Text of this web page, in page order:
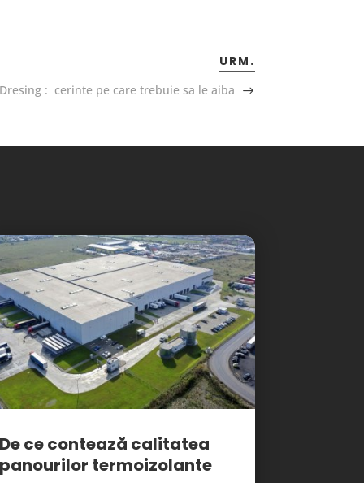
URM.
Dresing : cerinte pe care trebuie sa le aiba
De ce contează calitatea
panourilor termoizolante